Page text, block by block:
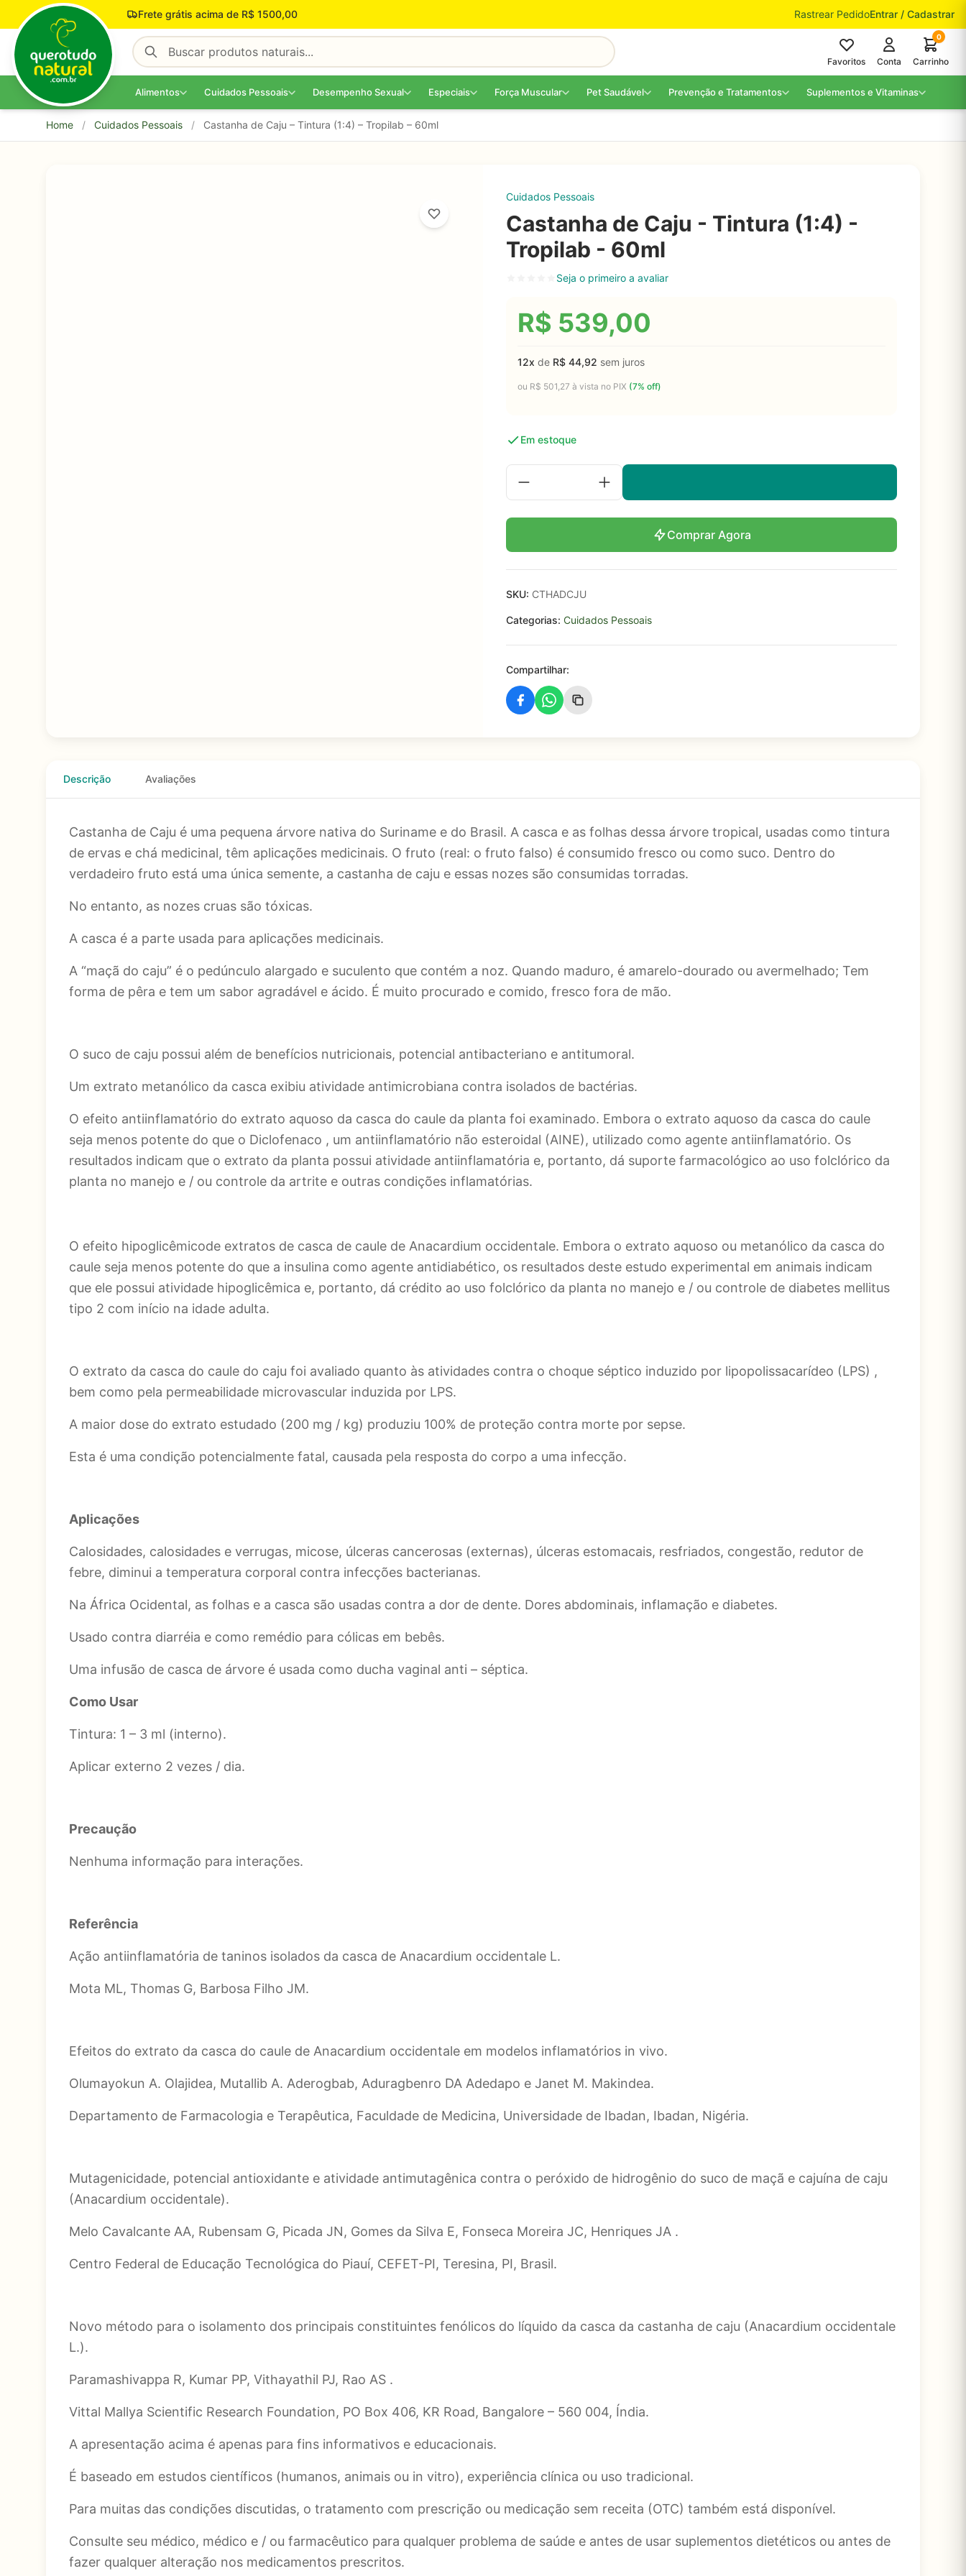
Pular para o conteúdo Frete grátis acima de R$ 1500,00 Rastrear PedidoEntrar / Cadastrar
Favoritos Conta
0
Carrinho
Alimentos Cuidados Pessoais Desempenho Sexual Especiais Força Muscular Pet Saudável Prevenção e Tratamentos Suplementos e Vitaminas
Home / Cuidados Pessoais / Castanha de Caju – Tintura (1:4) – Tropilab – 60ml
Cuidados Pessoais
Castanha de Caju - Tintura (1:4) -
Tropilab - 60ml
Seja o primeiro a avaliar
R$ 539,00
12x de R$ 44,92 sem juros
ou R$ 501,27 à vista no PIX (7% off)
Em estoque
Comprar Agora
SKU: CTHADCJU
Categorias: Cuidados Pessoais
Compartilhar:
Descrição Avaliações
Castanha de Caju é uma pequena árvore nativa do Suriname e do Brasil. A casca e as folhas dessa árvore tropical, usadas como tintura
de ervas e chá medicinal, têm aplicações medicinais. O fruto (real: o fruto falso) é consumido fresco ou como suco. Dentro do
verdadeiro fruto está uma única semente, a castanha de caju e essas nozes são consumidas torradas.
No entanto, as nozes cruas são tóxicas.
A casca é a parte usada para aplicações medicinais.
A “maçã do caju” é o pedúnculo alargado e suculento que contém a noz. Quando maduro, é amarelo-dourado ou avermelhado; Tem
forma de pêra e tem um sabor agradável e ácido. É muito procurado e comido, fresco fora de mão.
O suco de caju possui além de benefícios nutricionais, potencial antibacteriano e antitumoral.
Um extrato metanólico da casca exibiu atividade antimicrobiana contra isolados de bactérias.
O efeito antiinflamatório do extrato aquoso da casca do caule da planta foi examinado. Embora o extrato aquoso da casca do caule
seja menos potente do que o Diclofenaco , um antiinflamatório não esteroidal (AINE), utilizado como agente antiinflamatório. Os
resultados indicam que o extrato da planta possui atividade antiinflamatória e, portanto, dá suporte farmacológico ao uso folclórico da
planta no manejo e / ou controle da artrite e outras condições inflamatórias.
O efeito hipoglicêmicode extratos de casca de caule de Anacardium occidentale. Embora o extrato aquoso ou metanólico da casca do
caule seja menos potente do que a insulina como agente antidiabético, os resultados deste estudo experimental em animais indicam
que ele possui atividade hipoglicêmica e, portanto, dá crédito ao uso folclórico da planta no manejo e / ou controle de diabetes mellitus
tipo 2 com início na idade adulta.
O extrato da casca do caule do caju foi avaliado quanto às atividades contra o choque séptico induzido por lipopolissacarídeo (LPS) ,
bem como pela permeabilidade microvascular induzida por LPS.
A maior dose do extrato estudado (200 mg / kg) produziu 100% de proteção contra morte por sepse.
Esta é uma condição potencialmente fatal, causada pela resposta do corpo a uma infecção.
Aplicações
Calosidades, calosidades e verrugas, micose, úlceras cancerosas (externas), úlceras estomacais, resfriados, congestão, redutor de
febre, diminui a temperatura corporal contra infecções bacterianas.
Na África Ocidental, as folhas e a casca são usadas contra a dor de dente. Dores abdominais, inflamação e diabetes.
Usado contra diarréia e como remédio para cólicas em bebês.
Uma infusão de casca de árvore é usada como ducha vaginal anti – séptica.
Como Usar
Tintura: 1 – 3 ml (interno).
Aplicar externo 2 vezes / dia.
Precaução
Nenhuma informação para interações.
Referência
Ação antiinflamatória de taninos isolados da casca de Anacardium occidentale L.
Mota ML, Thomas G, Barbosa Filho JM.
Efeitos do extrato da casca do caule de Anacardium occidentale em modelos inflamatórios in vivo.
Olumayokun A. Olajidea, Mutallib A. Aderogbab, Aduragbenro DA Adedapo e Janet M. Makindea.
Departamento de Farmacologia e Terapêutica, Faculdade de Medicina, Universidade de Ibadan, Ibadan, Nigéria.
Mutagenicidade, potencial antioxidante e atividade antimutagênica contra o peróxido de hidrogênio do suco de maçã e cajuína de caju
(Anacardium occidentale).
Melo Cavalcante AA, Rubensam G, Picada JN, Gomes da Silva E, Fonseca Moreira JC, Henriques JA .
Centro Federal de Educação Tecnológica do Piauí, CEFET-PI, Teresina, PI, Brasil.
Novo método para o isolamento dos principais constituintes fenólicos do líquido da casca da castanha de caju (Anacardium occidentale
L.).
Paramashivappa R, Kumar PP, Vithayathil PJ, Rao AS .
Vittal Mallya Scientific Research Foundation, PO Box 406, KR Road, Bangalore – 560 004, Índia.
A apresentação acima é apenas para fins informativos e educacionais.
É baseado em estudos científicos (humanos, animais ou in vitro), experiência clínica ou uso tradicional.
Para muitas das condições discutidas, o tratamento com prescrição ou medicação sem receita (OTC) também está disponível.
Consulte seu médico, médico e / ou farmacêutico para qualquer problema de saúde e antes de usar suplementos dietéticos ou antes de
fazer qualquer alteração nos medicamentos prescritos.